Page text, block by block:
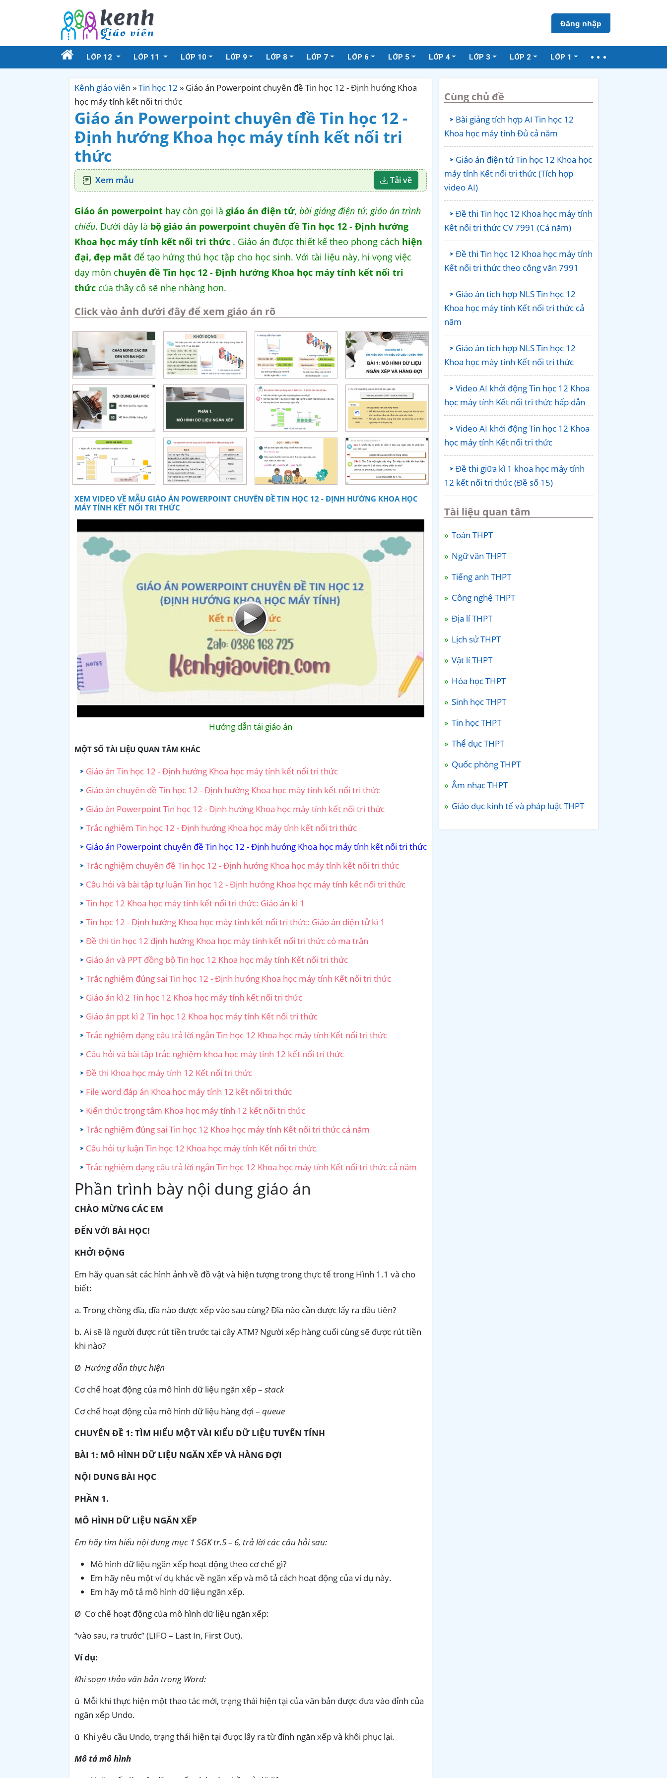
Đăng nhập
LỚP 12 LỚP 11 LỚP 10 LỚP 9 LỚP 8 LỚP 7 LỚP 6 LỚP 5 LỚP 4 LỚP 3 LỚP 2 LỚP 1
Kênh giáo viên »Tin học 12 » Giáo án Powerpoint chuyên đề Tin học 12 - Định hướng Khoa
học máy tính kết nối tri thức
Giáo án Powerpoint chuyên đề Tin học 12 -
Định hướng Khoa học máy tính kết nối tri
thức
Xem mẫu Tải về
Giáo án powerpointhay còn gọi là giáo án điện tử, bài giảng điện tử, giáo án trình
chiếu. Dưới đây là bộ giáo án powerpoint chuyên đề Tin học 12 - Định hướng
Khoa học máy tính kết nối tri thức. Giáo án được thiết kế theo phong cách hiện
đại, đẹp mắtđể tạo hứng thú học tập cho học sinh. Với tài liệu này, hi vọng việc
dạy môn chuyên đề Tin học 12 - Định hướng Khoa học máy tính kết nối tri
thứccủa thầy cô sẽ nhẹ nhàng hơn.
Click vào ảnh dưới đây để xem giáo án rõ
XEM VIDEO VỀ MẪU GIÁO ÁN POWERPOINT CHUYÊN ĐỀ TIN HỌC 12 - ĐỊNH HƯỚNG KHOA HỌC
MÁY TÍNH KẾT NỐI TRI THỨC
Hướng dẫn tải giáo án
MỘT SỐ TÀI LIỆU QUAN TÂM KHÁC
Giáo án Tin học 12 - Định hướng Khoa học máy tính kết nối tri thức
Giáo án chuyên đề Tin học 12 - Định hướng Khoa học máy tính kết nối tri thức
Giáo án Powerpoint Tin học 12 - Định hướng Khoa học máy tính kết nối tri thức
Trắc nghiệm Tin học 12 - Định hướng Khoa học máy tính kết nối tri thức
Giáo án Powerpoint chuyên đề Tin học 12 - Định hướng Khoa học máy tính kết nối tri thức
Trắc nghiệm chuyên đề Tin học 12 - Định hướng Khoa học máy tính kết nối tri thức
Câu hỏi và bài tập tự luận Tin học 12 - Định hướng Khoa học máy tính kết nối tri thức
Tin học 12 Khoa học máy tính kết nối tri thức: Giáo án kì 1
Tin học 12 - Định hướng Khoa học máy tính kết nối tri thức: Giáo án điện tử kì 1
Đề thi tin học 12 định hướng Khoa học máy tính kết nối tri thức có ma trận
Giáo án và PPT đồng bộ Tin học 12 Khoa học máy tính Kết nối tri thức
Trắc nghiệm đúng sai Tin học 12 - Định hướng Khoa học máy tính Kết nối tri thức
Giáo án kì 2 Tin học 12 Khoa học máy tính kết nối tri thức
Giáo án ppt kì 2 Tin học 12 Khoa học máy tính Kết nối tri thức
Trắc nghiệm dạng câu trả lời ngắn Tin học 12 Khoa học máy tính Kết nối tri thức
Câu hỏi và bài tập trắc nghiệm khoa học máy tính 12 kết nối tri thức
Đề thi Khoa học máy tính 12 Kết nối tri thức
File word đáp án Khoa học máy tính 12 kết nối tri thức
Kiến thức trọng tâm Khoa học máy tính 12 kết nối tri thức
Trắc nghiệm đúng sai Tin học 12 Khoa học máy tính Kết nối tri thức cả năm
Câu hỏi tự luận Tin học 12 Khoa học máy tính Kết nối tri thức
Trắc nghiệm dạng câu trả lời ngắn Tin học 12 Khoa học máy tính Kết nối tri thức cả năm
Phần trình bày nội dung giáo án
CHÀO MỪNG CÁC EM
ĐẾN VỚI BÀI HỌC!
KHỞI ĐỘNG
Em hãy quan sát các hình ảnh về đồ vật và hiện tượng trong thực tế trong Hình 1.1 và cho
biết:
a. Trong chồng đĩa, đĩa nào được xếp vào sau cùng? Đĩa nào cần được lấy ra đầu tiên?
b. Ai sẽ là người được rút tiền trước tại cây ATM? Người xếp hàng cuối cùng sẽ được rút tiền
khi nào?
Ø Hướng dẫn thực hiện
Cơ chế hoạt động của mô hình dữ liệu ngăn xếp – stack
Cơ chế hoạt động của mô hình dữ liệu hàng đợi – queue
CHUYÊN ĐỀ 1: TÌM HIỂU MỘT VÀI KIỂU DỮ LIỆU TUYẾN TÍNH
BÀI 1: MÔ HÌNH DỮ LIỆU NGĂN XẾP VÀ HÀNG ĐỢI
NỘI DUNG BÀI HỌC
PHẦN 1.
MÔ HÌNH DỮ LIỆU NGĂN XẾP
Em hãy tìm hiểu nội dung mục 1 SGK tr.5 – 6, trả lời các câu hỏi sau:
Mô hình dữ liệu ngăn xếp hoạt động theo cơ chế gì?
Em hãy nêu một ví dụ khác về ngăn xếp và mô tả cách hoạt động của ví dụ này.
Em hãy mô tả mô hình dữ liệu ngăn xếp.
Ø Cơ chế hoạt động của mô hình dữ liệu ngăn xếp:
“vào sau, ra trước” (LIFO – Last In, First Out).
Ví dụ:
Khi soạn thảo văn bản trong Word:
ü Mỗi khi thực hiện một thao tác mới, trạng thái hiện tại của văn bản được đưa vào đỉnh của
ngăn xếp Undo.
ü Khi yêu cầu Undo, trạng thái hiện tại được lấy ra từ đỉnh ngăn xếp và khôi phục lại.
Mô tả mô hình
Cùng chủ đề
Bài giảng tích hợp AI Tin học 12
Khoa học máy tính Đủ cả năm
Giáo án điện tử Tin học 12 Khoa học
máy tính Kết nối tri thức (Tích hợp
video AI)
Đề thi Tin học 12 Khoa học máy tính
Kết nối tri thức CV 7991 (Cả năm)
Đề thi Tin học 12 Khoa học máy tính
Kết nối tri thức theo công văn 7991
Giáo án tích hợp NLS Tin học 12
Khoa học máy tính Kết nối tri thức cả
năm
Giáo án tích hợp NLS Tin học 12
Khoa học máy tính Kết nối tri thức
Video AI khởi động Tin học 12 Khoa
học máy tính Kết nối tri thức hấp dẫn
Video AI khởi động Tin học 12 Khoa
học máy tính Kết nối tri thức
Đề thi giữa kì 1 khoa học máy tính
12 kết nối tri thức (Đề số 15)
Tài liệu quan tâm
Toán THPT
Ngữ văn THPT
Tiếng anh THPT
Công nghệ THPT
Địa lí THPT
Lịch sử THPT
Vật lí THPT
Hóa học THPT
Sinh học THPT
Tin học THPT
Thể dục THPT
Quốc phòng THPT
Âm nhạc THPT
Giáo dục kinh tế và pháp luật THPT